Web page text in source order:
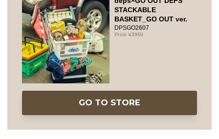
STACKABLE
BASKET_GO OUT ver.
DPSGO2607
3950
GO TO STORE